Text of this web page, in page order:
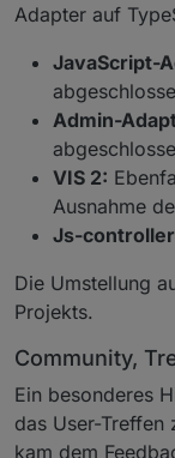
Adapter auf
JavaScript-
Admin-
VIS 2:
Ausnahme
Js-
Die Umstellung
Projekts.
Community,
Ein besonderes
das User-Treffen
kam dem